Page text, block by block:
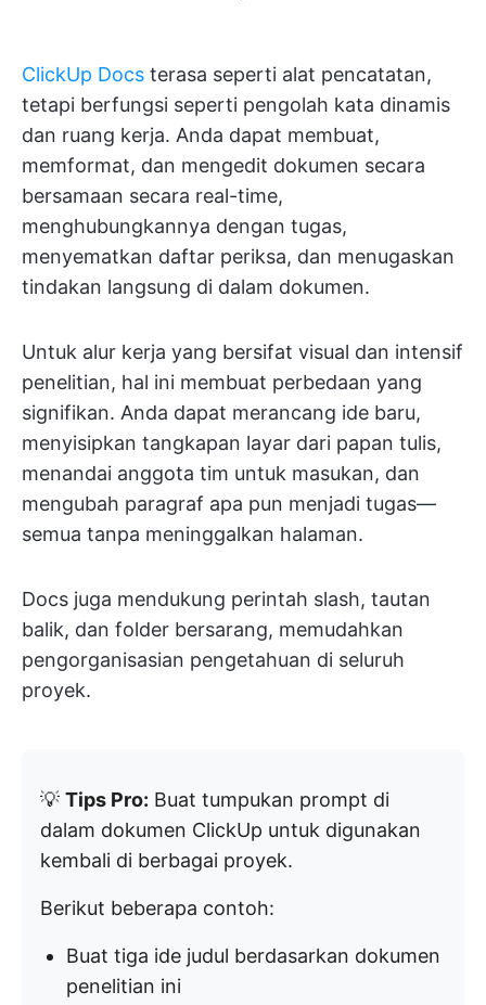
ClickUp Docs terasa seperti alat pencatatan,
tetapi berfungsi seperti pengolah kata dinamis
dan ruang kerja. Anda dapat membuat,
memformat, dan mengedit dokumen secara
bersamaan secara real-time,
menghubungkannya dengan tugas,
menyematkan daftar periksa, dan menugaskan
tindakan langsung di dalam dokumen.
Untuk alur kerja yang bersifat visual dan intensif
penelitian, hal ini membuat perbedaan yang
signifikan. Anda dapat merancang ide baru,
menyisipkan tangkapan layar dari papan tulis,
menandai anggota tim untuk masukan, dan
mengubah paragraf apa pun menjadi tugas—
semua tanpa meninggalkan halaman.
Docs juga mendukung perintah slash, tautan
balik, dan folder bersarang, memudahkan
pengorganisasian pengetahuan di seluruh
proyek.
💡 Tips Pro: Buat tumpukan prompt di
dalam dokumen ClickUp untuk digunakan
kembali di berbagai proyek.
Berikut beberapa contoh:
Buat tiga ide judul berdasarkan dokumen
penelitian ini